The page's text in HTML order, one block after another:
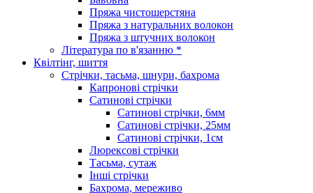
Пряжа чистошерстяна
Пряжа з натуральних волокон
Пряжа з штучних волокон
Література по в'язанню *
Квілтінг, шиття
Стрічки, тасьма, шнури, бахрома
Капронові стрічки
Сатинові стрічки
Сатинові стрічки, 6мм
Сатинові стрічки, 25мм
Сатинові стрічки, 1см
Люрексові стрічки
Тасьма, сутаж
Інші стрічки
Бахрома, мереживо